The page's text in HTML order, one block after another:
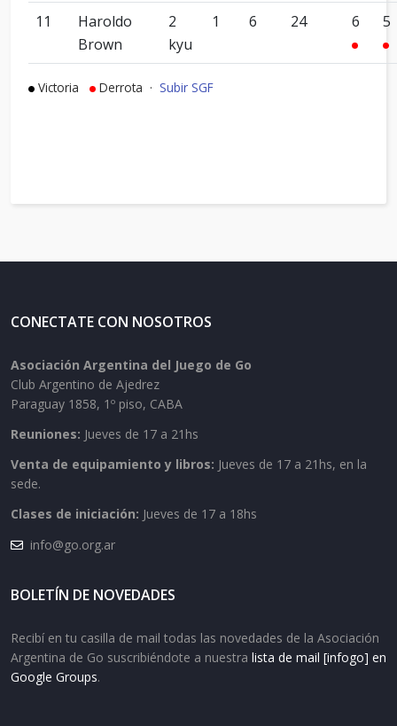
11
Haroldo
Brown
2
kyu
1 6 24 6 5
Victoria Derrota · Subir SGF
CONECTATE CON NOSOTROS
Asociación Argentina del Juego de Go
Club Argentino de Ajedrez
Paraguay 1858, 1º piso, CABA
Reuniones: Jueves de 17 a 21hs
Venta de equipamiento y libros: Jueves de 17 a 21hs, en la
sede.
Clases de iniciación: Jueves de 17 a 18hs
info@go.org.ar
BOLETÍN DE NOVEDADES
Recibí en tu casilla de mail todas las novedades de la Asociación
Argentina de Go suscribiéndote a nuestra lista de mail [infogo] en
Google Groups.